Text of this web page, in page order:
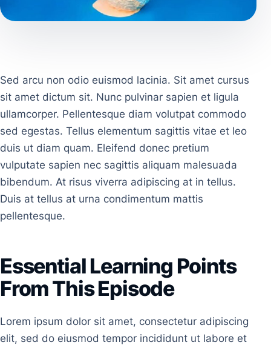
Sed arcu non odio euismod lacinia. Sit amet cursus
sit amet dictum sit. Nunc pulvinar sapien et ligula
ullamcorper. Pellentesque diam volutpat commodo
sed egestas. Tellus elementum sagittis vitae et leo
duis ut diam quam. Eleifend donec pretium
vulputate sapien nec sagittis aliquam malesuada
bibendum. At risus viverra adipiscing at in tellus.
Duis at tellus at urna condimentum mattis
pellentesque.
Essential Learning Points
From This Episode
Lorem ipsum dolor sit amet, consectetur adipiscing
elit, sed do eiusmod tempor incididunt ut labore et